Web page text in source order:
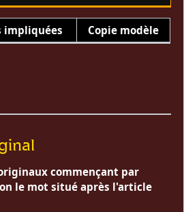
impliquées Copie modèle
commençant par
le mot situé après l'article